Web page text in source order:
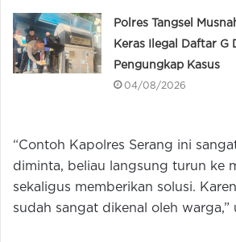
Polres Tangsel
Keras Ilegal Daftar G
Pengungkap Kasus
04/08/2026
“Contoh Kapolres Serang ini
diminta, beliau langsung turun ke
sekaligus memberikan solusi.
sudah sangat dikenal oleh warga,”